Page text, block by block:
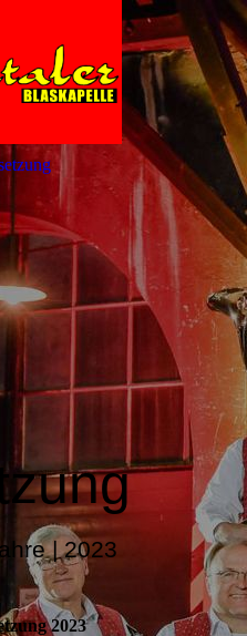
| 2023
2023